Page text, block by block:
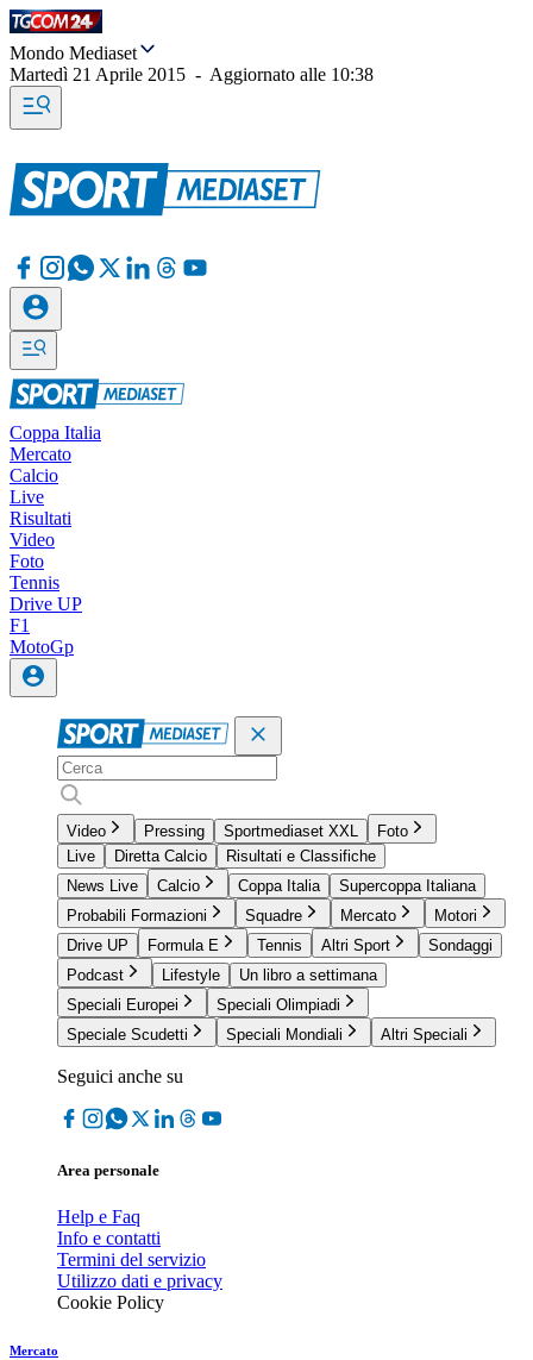
Mondo Mediaset
Martedì 21 Aprile 2015 - Aggiornato alle 10:38
Coppa Italia
Mercato
Calcio
Live
Risultati
Video
Foto
Tennis
Drive UP
F1
MotoGp
Video Pressing Sportmediaset XXL
Foto
Live
Diretta Calcio
Risultati e Classifiche
News Live
Calcio Coppa Italia
Supercoppa Italiana
Probabili Formazioni
Squadre Mercato
Motori
Drive UP
Formula E Tennis Altri Sport
Sondaggi
Podcast
Lifestyle
Un libro a settimana
Speciali Europei
Speciali Olimpiadi
Speciale Scudetti
Speciali Mondiali Altri Speciali
Seguici anche su
Area personale
Help e Faq
Info e contatti
Termini del servizio
Utilizzo dati e privacy
Cookie Policy
Mercato